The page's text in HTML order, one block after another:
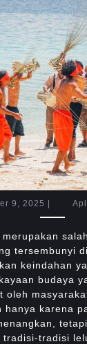
9, 2025
9,
tersembunyi
keindahan
budaya
oleh
hanya karena
tradisi-tradisi